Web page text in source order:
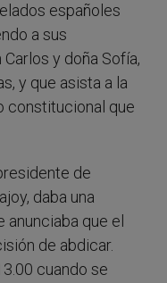
españoles
a sus
y doña Sofía,
y que asista a la
constitucional que
de
daba una
que el
de abdicar.
cuando se